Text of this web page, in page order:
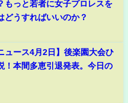
もっと若者に女子プロレスを
どうすればいいのか？
ュース4月2日】後楽園大会ひ
！本間多恵引退発表。今日の